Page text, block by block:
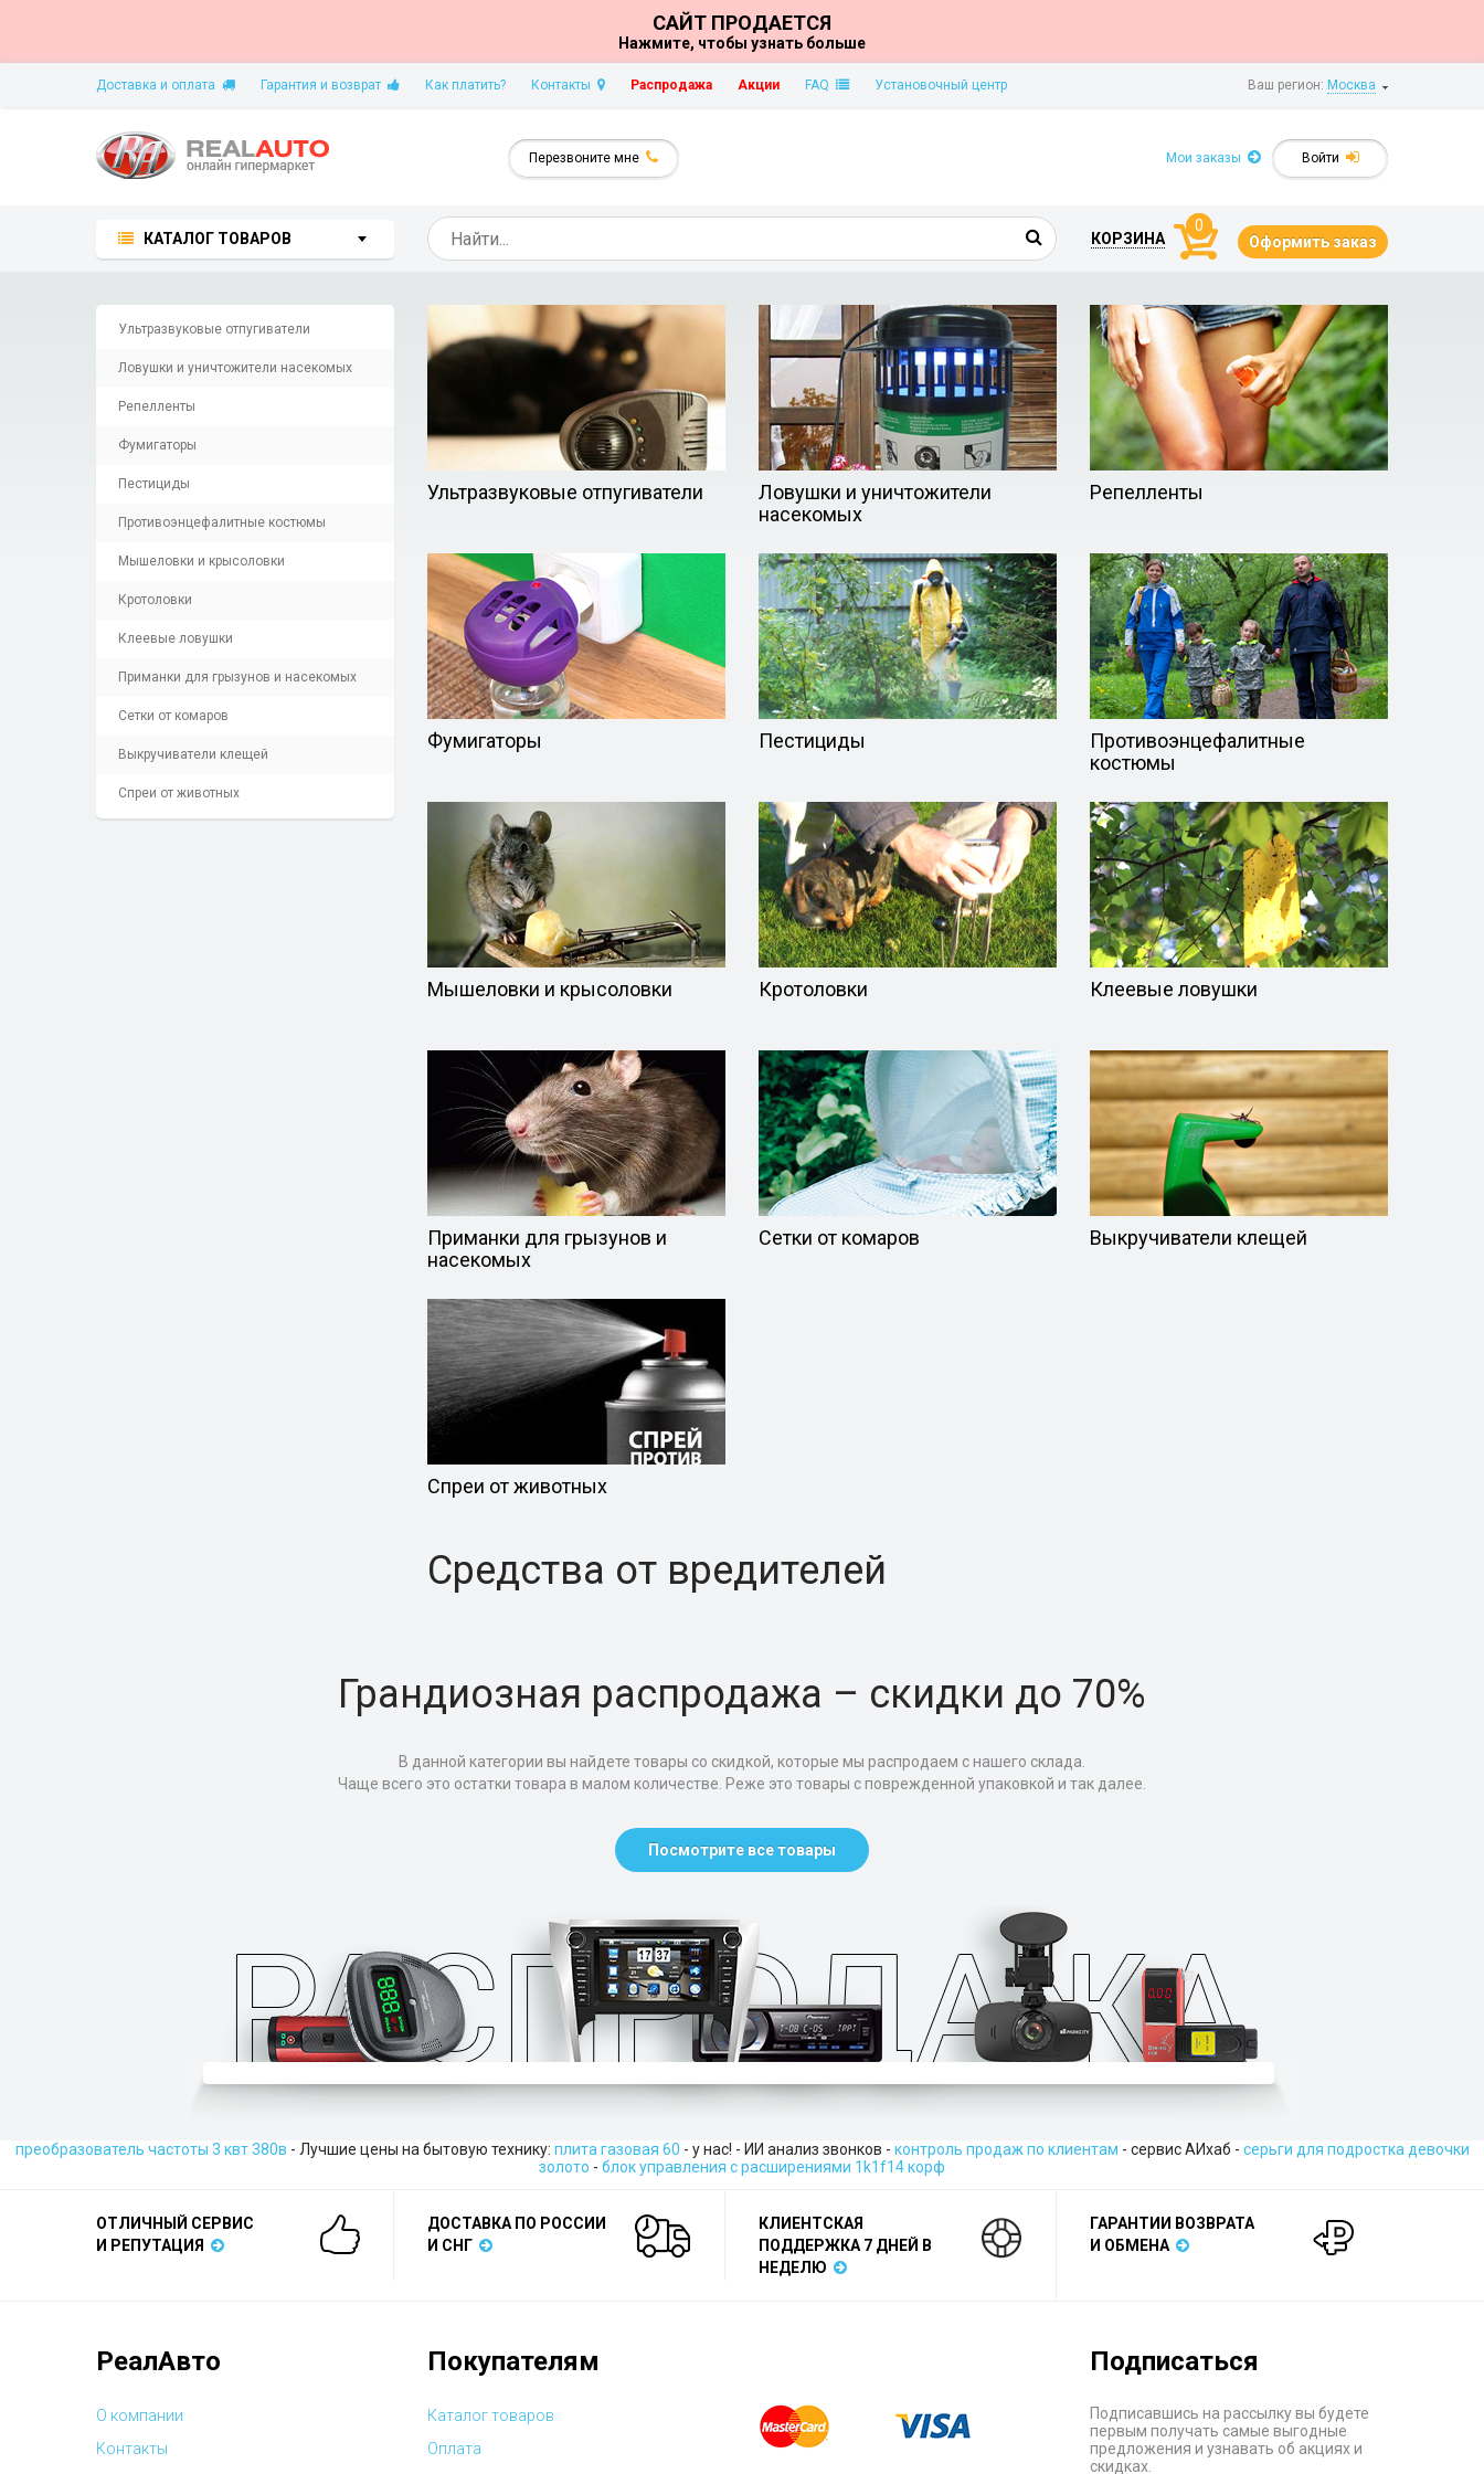
САЙТ ПРОДАЕТСЯ
Нажмите, чтобы узнать больше
Ваш регион: Москва
Доставка и оплата Гарантия и возврат Как платить? Контакты Распродажа Акции FAQ Установочный центр
Перезвоните мне Войти
Мои заказы
КАТАЛОГ ТОВАРОВ КОРЗИНА
0
Оформить заказ
Ультразвуковые отпугиватели
Ловушки и уничтожители насекомых
Репелленты
Фумигаторы
Пестициды
Противоэнцефалитные костюмы
Мышеловки и крысоловки
Кротоловки
Клеевые ловушки
Приманки для грызунов и насекомых
Сетки от комаров
Выкручиватели клещей
Спреи от животных
Ультразвуковые отпугиватели
Ловушки и уничтожители
насекомых
Репелленты
Фумигаторы Пестициды
Противоэнцефалитные
костюмы
Мышеловки и крысоловки Кротоловки Клеевые ловушки
Приманки для грызунов и
насекомых
Сетки от комаров Выкручиватели клещей
Спреи от животных
Средства от вредителей
Грандиозная распродажа – скидки до 70%
В данной категории вы найдете товары со скидкой, которые мы распродаем с нашего склада.
Чаще всего это остатки товара в малом количестве. Реже это товары с поврежденной упаковкой и так далее.
Посмотрите все товары
преобразователь частоты 3 квт 380в - Лучшие цены на бытовую технику: плита газовая 60 - у нас! - ИИ анализ звонков - контроль продаж по клиентам - сервис АИхаб - серьги для подростка девочки
золото - блок управления с расширениями 1k1f14 корф
ОТЛИЧНЫЙ СЕРВИС
И РЕПУТАЦИЯ
ДОСТАВКА ПО РОССИИ
И СНГ
КЛИЕНТСКАЯ
ПОДДЕРЖКА 7 ДНЕЙ В
НЕДЕЛЮ
ГАРАНТИИ ВОЗВРАТА
И ОБМЕНА
РеалАвто
О компании
Контакты
Покупателям
Каталог товаров
Оплата
Подписаться
Подписавшись на рассылку вы будете
первым получать самые выгодные
предложения и узнавать об акциях и
скидках.